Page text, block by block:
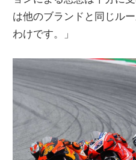
は他のブランドと同じル
わけです。」